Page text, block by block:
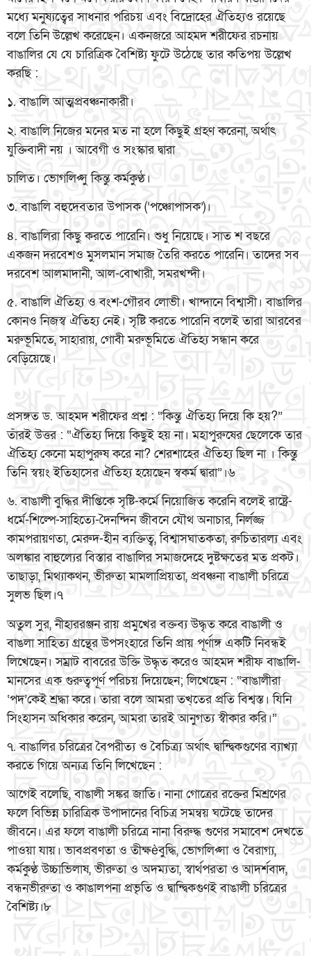
মধ্যে মনুষ্যত্বের সাধনার পরিচয় এবং বিদ্রোহের ঐতিহ্যও রয়েছে
বলে তিনি উল্লেখ করেছেন। একনজরে আহমদ শরীফের রচনায়
বাঙালির যে যে চারিত্রিক বৈশিষ্ট্য ফুটে উঠেছে তার কতিপয় উল্লেখ
করছি :
১. বাঙালি আত্মপ্রবঞ্চনাকারী।
২. বাঙালি নিজের মনের মত না হলে কিছুই গ্রহণ করেনা, অর্থাৎ
যুক্তিবাদী নয় । আবেগী ও সংস্কার দ্বারা
চালিত। ভোগলিপ্সু কিন্তু কর্মকুণ্ঠ।
৩. বাঙালি বহুদেবতার উপাসক (‘পঞ্চোপাসক’)।
৪. বাঙালিরা কিছু করতে পারেনি। শুধু নিয়েছে। সাত শ বছরে
একজন দরবেশও মুসলমান সমাজ তৈরি করতে পারেনি। তাদের সব
দরবেশ আলমাদানী, আল-বোখারী, সমরখন্দী।
৫. বাঙালি ঐতিহ্য ও বংশ-গৌরব লোভী। খান্দানে বিশ্বাসী। বাঙালির
কোনও নিজস্ব ঐতিহ্য নেই। সৃষ্টি করতে পারেনি বলেই তারা আরবের
মরুভূমিতে, সাহারায়, গোবী মরুভূমিতে ঐতিহ্য সন্ধান করে
বেড়িয়েছে।
প্রসঙ্গত ড. আহমদ শরীফের প্রশ্ন : “কিন্তু ঐতিহ্য দিয়ে কি হয়?”
তাঁরই উত্তর : “ঐতিহ্য দিয়ে কিছুই হয় না। মহাপুরুষের ছেলেকে তার
ঐতিহ্য কেনো মহাপুরুষ করে না? শেরশাহের ঐতিহ্য ছিল না । কিন্তু
তিনি স্বয়ং ইতিহাসের ঐতিহ্য হয়েছেন স্বকর্ম দ্বারা”।৬
৬. বাঙালী বুদ্ধির দীপ্তিকে সৃষ্টি-কর্মে নিয়োজিত করেনি বলেই রাষ্ট্রে-
ধর্মে-শিল্পে-সাহিত্যে-দৈনন্দিন জীবনে যৌথ অনাচার, নির্লজ্জ
কামপরায়ণতা, মেরুদ-হীন ব্যক্তিত্ব, বিশ্বাসঘাতকতা, রুচিতারল্য এবং
অলঙ্কার বাহুল্যের বিস্তার বাঙালির সমাজদেহে দুষ্টক্ষতের মত প্রকট।
তাছাড়া, মিথ্যাকথন, ভীরুতা মামলাপ্রিয়তা, প্রবঞ্চনা বাঙালী চরিত্রে
সুলভ ছিল।৭
অতুল সুর, নীহাররঞ্জন রায় প্রমুখের বক্তব্য উদ্ধৃত করে বাঙালী ও
বাঙলা সাহিত্য গ্রন্থের উপসংহারে তিনি প্রায় পূর্ণাঙ্গ একটি নিবন্ধই
লিখেছেন। সম্রাট বাবরের উক্তি উদ্ধৃত করেও আহমদ শরীফ বাঙালি-
মানসের এক গুরুত্বপূর্ণ পরিচয় দিয়েছেন; লিখেছেন : “বাঙালীরা
‘পদ’কেই শ্রদ্ধা করে। তারা বলে আমরা তখ্তের প্রতি বিশ্বস্ত। যিনি
সিংহাসন অধিকার করেন, আমরা তারই আনুগত্য স্বীকার করি।”
৭. বাঙালির চরিত্রের বৈপরীত্য ও বৈচিত্র্য অর্থাৎ দ্বান্দ্বিকগুণের ব্যাখ্যা
করতে গিয়ে অন্যত্র তিনি লিখেছেন :
আগেই বলেছি, বাঙালী সঙ্কর জাতি। নানা গোত্রের রক্তের মিশ্রণের
ফলে বিভিন্ন চারিত্রিক উপাদানের বিচিত্র সমন্বয় ঘটেছে তাদের
জীবনে। এর ফলে বাঙালী চরিত্রে নানা বিরুদ্ধ গুণের সমাবেশ দেখতে
পাওয়া যায়। ভাবপ্রবণতা ও তীক্ষèবুদ্ধি, ভোগলিপ্সা ও বৈরাগ্য,
কর্মকুণ্ঠ উচ্চাভিলাষ, ভীরুতা ও অদম্যতা, স্বার্থপরতা ও আদর্শবাদ,
বন্ধনভীরুতা ও কাঙালপনা প্রভৃতি ও দ্বান্দ্বিকগুণই বাঙালী চরিত্রের
বৈশিষ্ট্য।৮